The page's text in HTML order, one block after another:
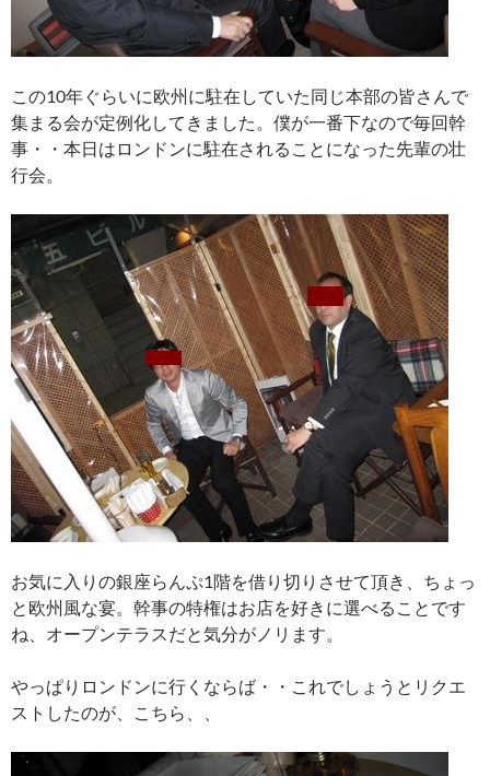
この10年ぐらいに欧州に駐在していた同じ本部の皆さんで
集まる会が定例化してきました。僕が一番下なので毎回幹
事・・本日はロンドンに駐在されることになった先輩の壮
行会。
お気に入りの銀座らんぷ1階を借り切りさせて頂き、ちょっ
と欧州風な宴。幹事の特権はお店を好きに選べることです
ね、オープンテラスだと気分がノリます。
やっぱりロンドンに行くならば・・これでしょうとリクエ
ストしたのが、こちら、、